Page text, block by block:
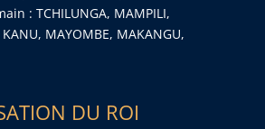
: TCHILUNGA, MAMPILI,
KANU, MAYOMBE, MAKANGU,
DU ROI